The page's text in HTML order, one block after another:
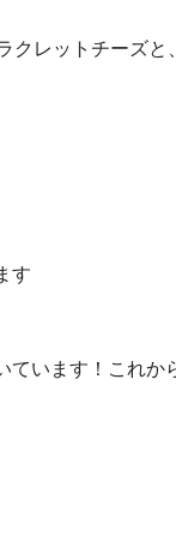
レットチーズと
す
います！これか